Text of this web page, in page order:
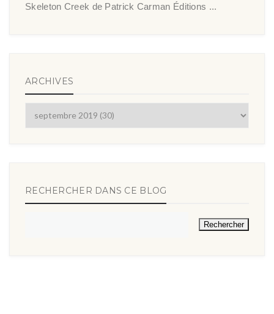
Skeleton Creek de Patrick Carman Éditions ...
ARCHIVES
RECHERCHER DANS CE BLOG